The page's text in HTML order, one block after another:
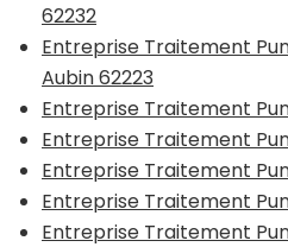
62232
Entreprise Traitement
Aubin 62223
Entreprise Traitement
Entreprise Traitement
Entreprise Traitement
Entreprise Traitement
Entreprise Traitement